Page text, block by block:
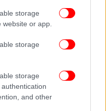
storage
or app.
storage
storage
and other
φορά.
ΣΥΡΙΖΑ, η
και ο προγραμματικός
διάλυσης του
στελεχών
επίσης, για